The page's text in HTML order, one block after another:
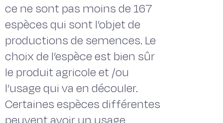
ce ne sont pas moins de 167
espèces qui sont l’objet de
productions de semences. Le
choix de l’espèce est bien sûr
le produit agricole et /ou
l’usage qui va en découler.
Certaines espèces différentes